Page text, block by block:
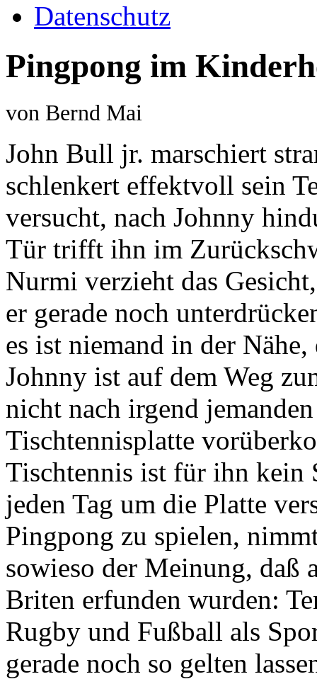
Datenschutz
Pingpong im
von Bernd Mai
John Bull jr. marschiert
schlenkert effektvoll sein
versucht, nach Johnny
Tür trifft ihn im
Nurmi verzieht das
er gerade noch
es ist niemand in der
Johnny ist auf dem Weg
nicht nach irgend
Tischtennisplatte
Tischtennis ist für ihn kein
jeden Tag um die Platte
Pingpong zu spielen,
sowieso der Meinung, daß
Briten erfunden wurden:
Rugby und Fußball als
gerade noch so gelten